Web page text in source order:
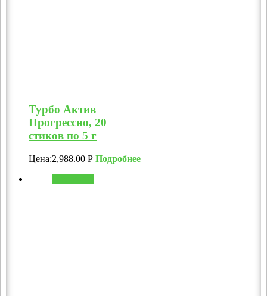
Турбо Актив
Прогрессио, 20
стиков по 5 г
Цена:2,988.00 Р Подробнее